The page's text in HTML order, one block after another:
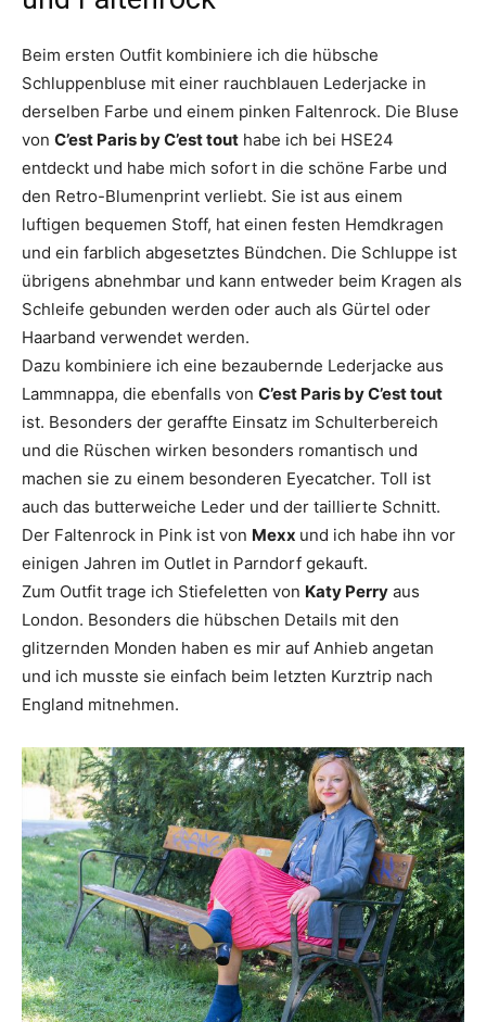
Beim ersten Outfit kombiniere ich die hübsche
Schluppenbluse mit einer rauchblauen Lederjacke in
derselben Farbe und einem pinken Faltenrock. Die Bluse
von C’est Paris by C’est tout habe ich bei HSE24
entdeckt und habe mich sofort in die schöne Farbe und
den Retro-Blumenprint verliebt. Sie ist aus einem
luftigen bequemen Stoff, hat einen festen Hemdkragen
und ein farblich abgesetztes Bündchen. Die Schluppe ist
übrigens abnehmbar und kann entweder beim Kragen als
Schleife gebunden werden oder auch als Gürtel oder
Haarband verwendet werden.
Dazu kombiniere ich eine bezaubernde Lederjacke aus
Lammnappa, die ebenfalls von C’est Paris by C’est tout
ist. Besonders der geraffte Einsatz im Schulterbereich
und die Rüschen wirken besonders romantisch und
machen sie zu einem besonderen Eyecatcher. Toll ist
auch das butterweiche Leder und der taillierte Schnitt.
Der Faltenrock in Pink ist von Mexx und ich habe ihn vor
einigen Jahren im Outlet in Parndorf gekauft.
Zum Outfit trage ich Stiefeletten von Katy Perry aus
London. Besonders die hübschen Details mit den
glitzernden Monden haben es mir auf Anhieb angetan
und ich musste sie einfach beim letzten Kurztrip nach
England mitnehmen.